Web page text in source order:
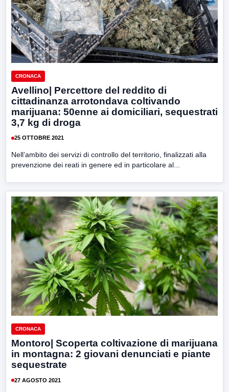
CRONACA
Avellino| Percettore del reddito di
cittadinanza arrotondava coltivando
marijuana: 50enne ai domiciliari, sequestrati
3,7 kg di droga
25 OTTOBRE 2021
Nell’ambito dei servizi di controllo del territorio, finalizzati alla
prevenzione dei reati in genere ed in particolare al...
CRONACA
Montoro| Scoperta coltivazione di marijuana
in montagna: 2 giovani denunciati e piante
sequestrate
27 AGOSTO 2021